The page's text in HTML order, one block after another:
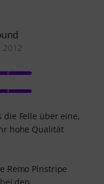
die Felle über eine,
hohe Qualität
Remo Pinstripe